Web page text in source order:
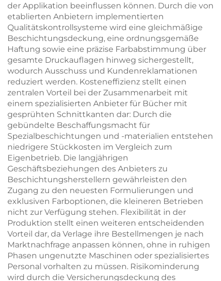
der Applikation beeinflussen können. Durch die von
etablierten Anbietern implementierten
Qualitätskontrollsysteme wird eine gleichmäßige
Beschichtungsdeckung, eine ordnungsgemäße
Haftung sowie eine präzise Farbabstimmung über
gesamte Druckauflagen hinweg sichergestellt,
wodurch Ausschuss und Kundenreklamationen
reduziert werden. Kosteneffizienz stellt einen
zentralen Vorteil bei der Zusammenarbeit mit
einem spezialisierten Anbieter für Bücher mit
gesprühten Schnittkanten dar: Durch die
gebündelte Beschaffungsmacht für
Spezialbeschichtungen und -materialien entstehen
niedrigere Stückkosten im Vergleich zum
Eigenbetrieb. Die langjährigen
Geschäftsbeziehungen des Anbieters zu
Beschichtungsherstellern gewährleisten den
Zugang zu den neuesten Formulierungen und
exklusiven Farboptionen, die kleineren Betrieben
nicht zur Verfügung stehen. Flexibilität in der
Produktion stellt einen weiteren entscheidenden
Vorteil dar, da Verlage ihre Bestellmengen je nach
Marktnachfrage anpassen können, ohne in ruhigen
Phasen ungenutzte Maschinen oder spezialisiertes
Personal vorhalten zu müssen. Risikominderung
wird durch die Versicherungsdeckung des